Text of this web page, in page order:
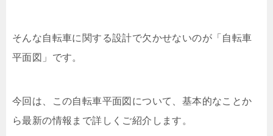
そんな自転車に関する設計で欠かせないのが「自転車
平面図」です。
今回は、この自転車平面図について、基本的なことか
ら最新の情報まで詳しくご紹介します。